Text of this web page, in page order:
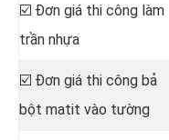
☑️ Đơn giá thi công làm
trần nhựa
☑️ Đơn giá thi công bả
bột matit vào tường